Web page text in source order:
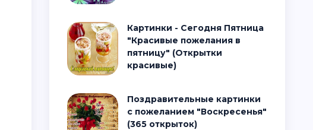
Картинки - Сегодня Пятница
"Красивые пожелания в
пятницу" (Открытки
красивые)
Поздравительные картинки
с пожеланием "Воскресенья"
(365 открыток)